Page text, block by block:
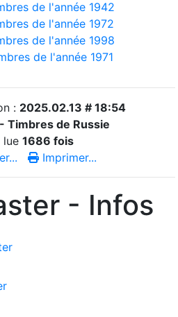
de l'année 1942
de l'année 1972
de l'année 1998
de l'année 1971
: 2025.02.13 # 18:54
- Timbres de Russie
lue 1686 fois
Imprimer...
- Infos